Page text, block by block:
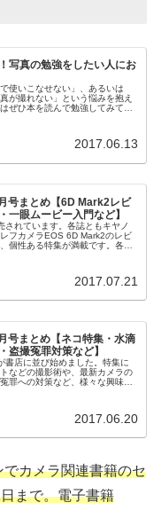
写真の勉強をしたい人にお
使いこなせない」、あるいは
が撮れない」という悩みを抱え
ぜひ本を読んで勉強してみてく
2017.06.13
号まとめ【6D Mark2レビ
一眼ムービー入門など】
されています。各誌ともキヤノ
フカメラEOS 6D Mark2のレビ
個性ある特集が満載です。各誌
2017.07.21
号まとめ【ネコ特集・水滴
盗撮冤罪対策など】
書店に並び始めました。特集に
などの撮影術や、最新カメラの
罪への対策など、様々な興味深
2017.06.20
でカメラ関連書籍のセ
まで。電子書籍